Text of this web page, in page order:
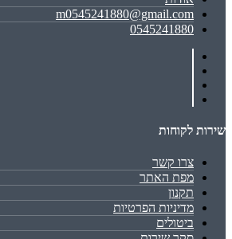
m0545241880@gmail.com
0545241880
שירות לקוחות
צרו קשר
מפת האתר
תקנון
מדיניות הפרטיות
ביטולים